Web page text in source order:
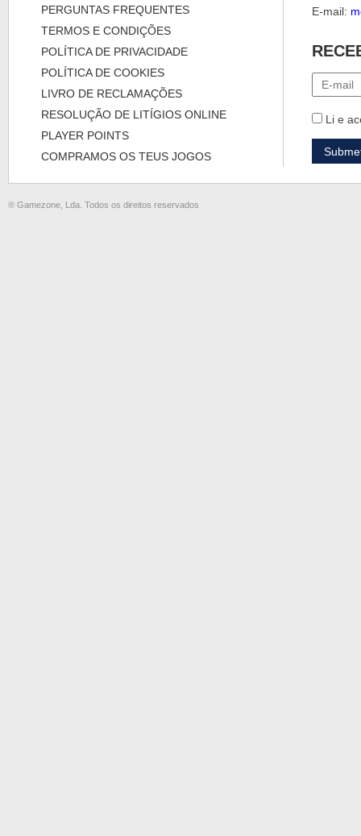
PERGUNTAS FREQUENTES
TERMOS E CONDIÇÕES
POLÍTICA DE PRIVACIDADE
POLÍTICA DE COOKIES
LIVRO DE RECLAMAÇÕES
RESOLUÇÃO DE LITÍGIOS ONLINE
PLAYER POINTS
COMPRAMOS OS TEUS JOGOS
E-mail:
Li e
® Gamezone, Lda. Todos os direitos reservados